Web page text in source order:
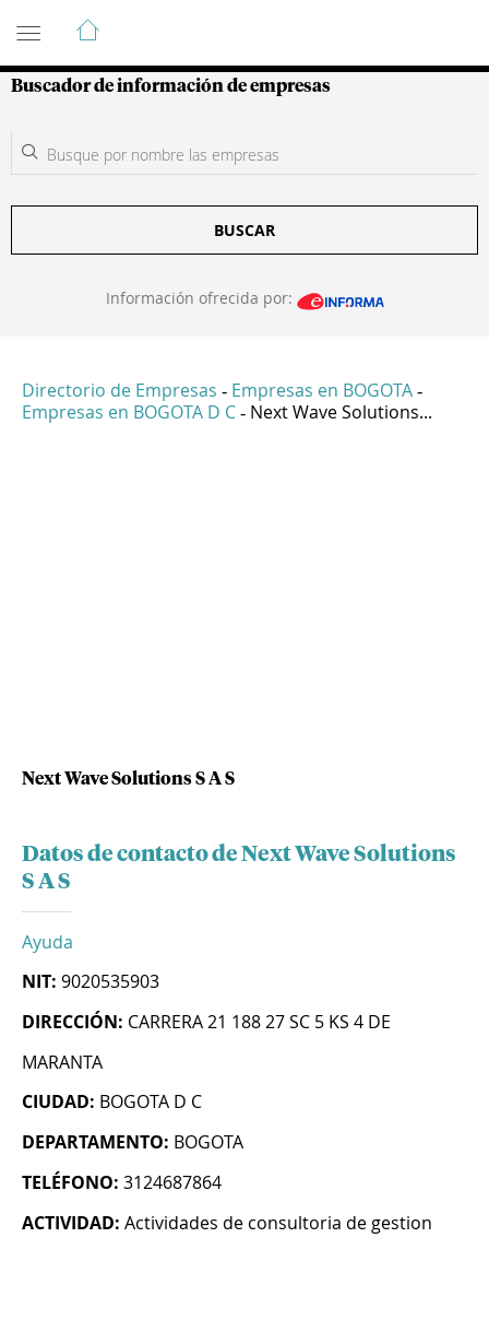
Guía de Empresas Colombianas
Buscador de información de empresas
BUSCAR
Información ofrecida por:
Directorio de Empresas - Empresas en BOGOTA -
Empresas en BOGOTA D C - Next Wave Solutions...
Next Wave Solutions S A S
Datos de contacto de Next Wave Solutions
S A S
Ayuda
NIT: 9020535903
DIRECCIÓN: CARRERA 21 188 27 SC 5 KS 4 DE
MARANTA
CIUDAD: BOGOTA D C
DEPARTAMENTO: BOGOTA
TELÉFONO: 3124687864
ACTIVIDAD: Actividades de consultoria de gestion